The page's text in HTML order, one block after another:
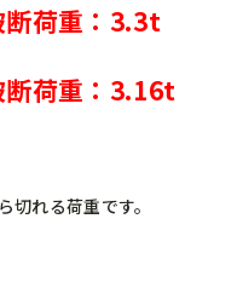
荷重：3.3t
荷重：3.16t
れる荷重です。